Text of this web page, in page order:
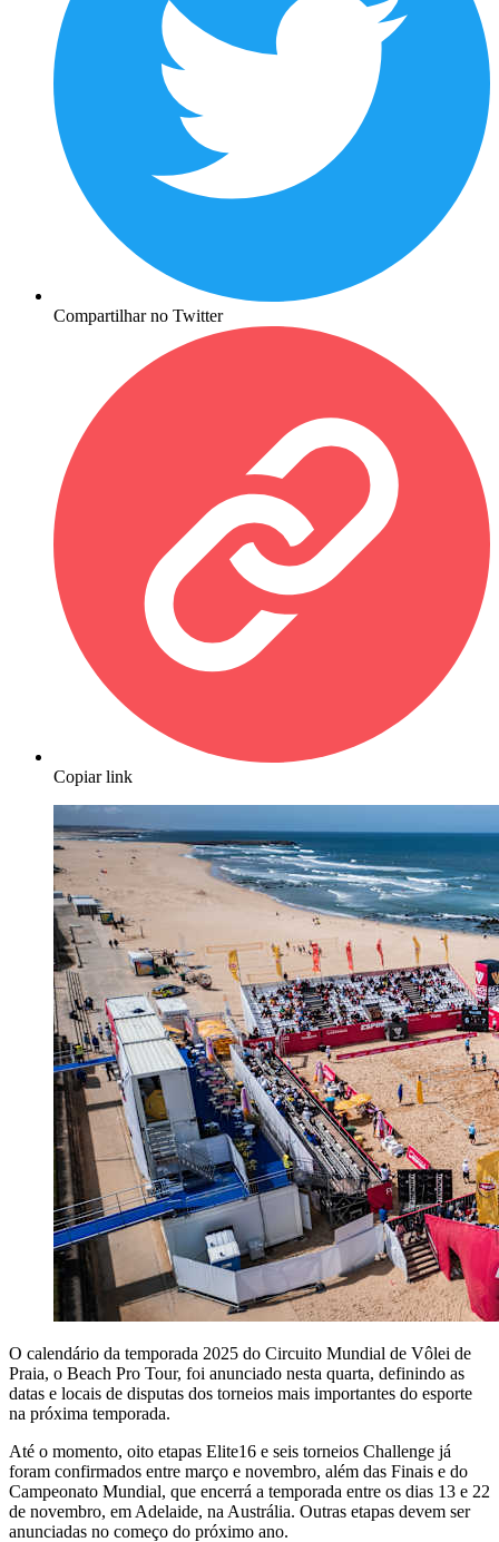
Compartilhar no Twitter
Copiar link
O calendário da temporada 2025 do Circuito Mundial de Vôlei de
Praia, o Beach Pro Tour, foi anunciado nesta quarta, definindo as
datas e locais de disputas dos torneios mais importantes do esporte
na próxima temporada.
Até o momento, oito etapas Elite16 e seis torneios Challenge já
foram confirmados entre março e novembro, além das Finais e do
Campeonato Mundial, que encerrá a temporada entre os dias 13 e 22
de novembro, em Adelaide, na Austrália. Outras etapas devem ser
anunciadas no começo do próximo ano.